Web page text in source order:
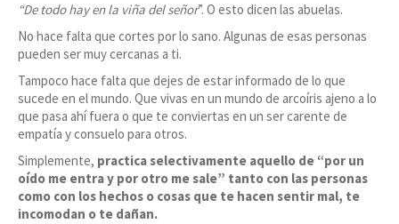
“De todo hay en la viña del señor”. O esto dicen las abuelas.
No hace falta que cortes por lo sano. Algunas de esas personas
pueden ser muy cercanas a ti.
Tampoco hace falta que dejes de estar informado de lo que
sucede en el mundo. Que vivas en un mundo de arcoíris ajeno a lo
que pasa ahí fuera o que te conviertas en un ser carente de
empatía y consuelo para otros.
Simplemente, practica selectivamente aquello de “por un
oído me entra y por otro me sale” tanto con las personas
como con los hechos o cosas que te hacen sentir mal, te
incomodan o te dañan.